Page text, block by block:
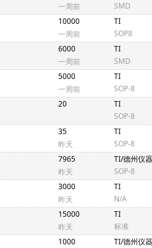
一周前
SMD
10000
一周前
TI
SOP8
6000
一周前
TI
SMD
5000
一周前
TI
SOP-8
20
TI
SOP-8
35
昨天
TI
SOP-8
7965
昨天
TI/德州仪器
SOP-8
3000
昨天
TI
N/A
15000
昨天
TI
标准
1000
TI/德州仪器